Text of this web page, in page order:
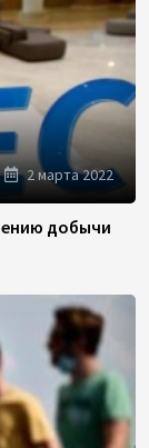
2 марта 2022
добычи